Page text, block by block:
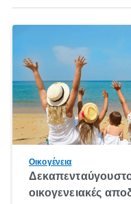
Οικογένεια
οικογενειακές